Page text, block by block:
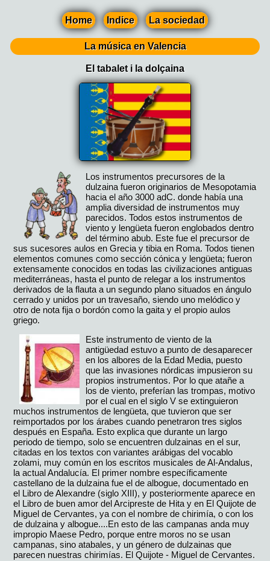
Home Indice La sociedad
La música en Valencia
El tabalet i la dolçaina
Los instrumentos precursores de la
dulzaina fueron originarios de Mesopotamia
hacia el año 3000 adC. donde había una
amplia diversidad de instrumentos muy
parecidos. Todos estos instrumentos de
viento y lengüeta fueron englobados dentro
del término abub. Este fue el precursor de
sus sucesores aulos en Grecia y tibia en Roma. Todos tienen
elementos comunes como sección cónica y lengüeta; fueron
extensamente conocidos en todas las civilizaciones antiguas
mediterráneas, hasta el punto de relegar a los instrumentos
derivados de la flauta a un segundo plano situados en ángulo
cerrado y unidos por un travesaño, siendo uno melódico y
otro de nota fija o bordón como la gaita y el propio aulos
griego.
Este instrumento de viento de la
antigüedad estuvo a punto de desaparecer
en los albores de la Edad Media, puesto
que las invasiones nórdicas impusieron su
propios instrumentos. Por lo que atañe a
los de viento, preferían las trompas, motivo
por el cual en el siglo V se extinguieron
muchos instrumentos de lengüeta, que tuvieron que ser
reimportados por los árabes cuando penetraron tres siglos
después en España. Esto explica que durante un largo
periodo de tiempo, solo se encuentren dulzainas en el sur,
citadas en los textos con variantes arábigas del vocablo
zolami, muy común en los escritos musicales de Al-Andalus,
la actual Andalucía. El primer nombre específicamente
castellano de la dulzaina fue el de albogue, documentado en
el Libro de Alexandre (siglo XIII), y posteriormente aparece en
el Libro de buen amor del Arcipreste de Hita y en El Quijote de
Miguel de Cervantes, ya con el nombre de chirimía, o con los
de dulzaina y albogue....En esto de las campanas anda muy
impropio Maese Pedro, porque entre moros no se usan
campanas, sino atabales, y un género de dulzainas que
parecen nuestras chirimías. El Quijote - Miguel de Cervantes.